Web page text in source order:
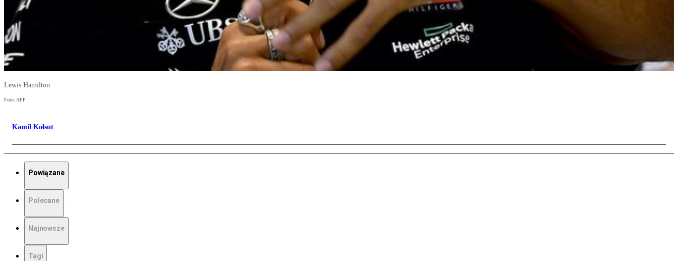
Lewis Hamilton
Foto: AFP
Kamil Kołsut
Powiązane
Polecane
Najnowsze
Tagi